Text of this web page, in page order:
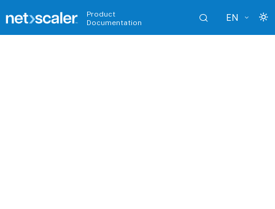
Product
Documentation
EN